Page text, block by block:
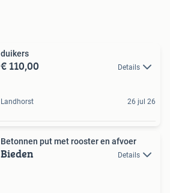
duikers
€ 110,00 Details
Landhorst 26 jul 26
Betonnen put met rooster en afvoer
Bieden Details